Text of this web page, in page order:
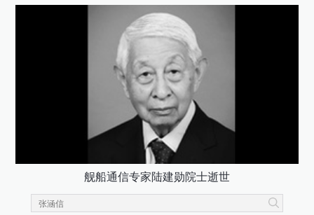
舰船通信专家陆建勋院士逝世